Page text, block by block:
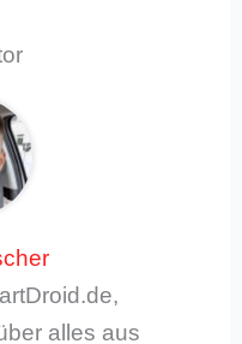
alles aus